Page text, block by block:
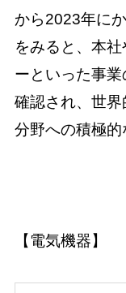
から2023年に
をみると、本
ーといった事
確認され、世
分野への積極的
【電気機器】